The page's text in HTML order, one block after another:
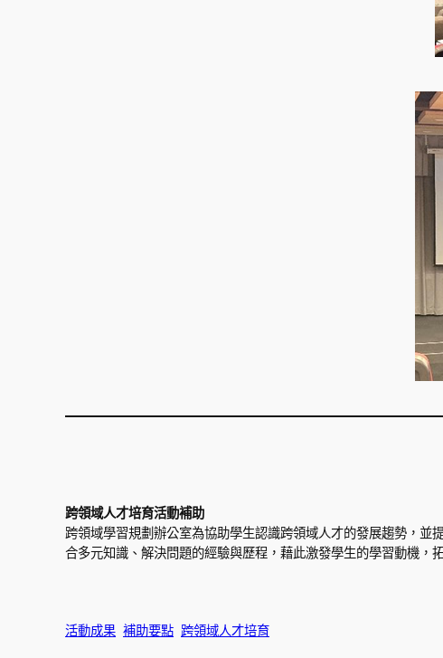
跨領域人才培育活動補助
跨領域學習規劃辦公室為協助學生認識跨領域人才的發展趨勢，
合多元知識、解決問題的經驗與歷程，藉此激發學生的學習動機，
活動成果 補助要點 跨領域人才培育